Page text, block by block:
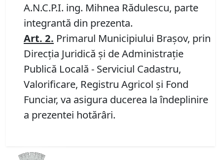
A.N.C.P.I. ing. Mihnea Rădulescu, parte
integrantă din prezenta.
Art. 2. Primarul Municipiului Brașov, prin
Direcția Juridică și de Administrație
Publică Locală - Serviciul Cadastru,
Valorificare, Registru Agricol și Fond
Funciar, va asigura ducerea la îndeplinire
a prezentei hotărâri.